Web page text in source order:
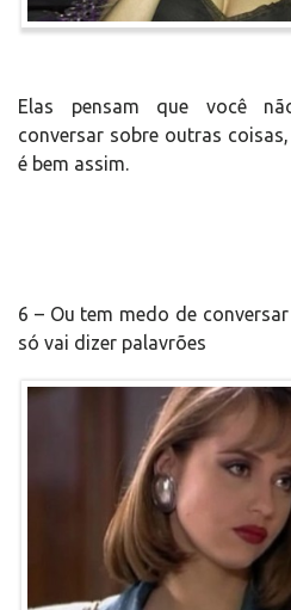
Elas pensam que você
conversar sobre outras
é bem assim.
6 – Ou tem medo de
só vai dizer palavrões